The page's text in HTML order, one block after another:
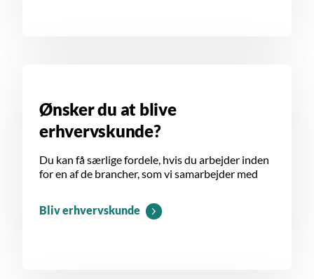
Ønsker du at blive
erhvervskunde?
Du kan få særlige fordele, hvis du arbejder inden
for en af de brancher, som vi samarbejder med
Bliv erhvervskunde